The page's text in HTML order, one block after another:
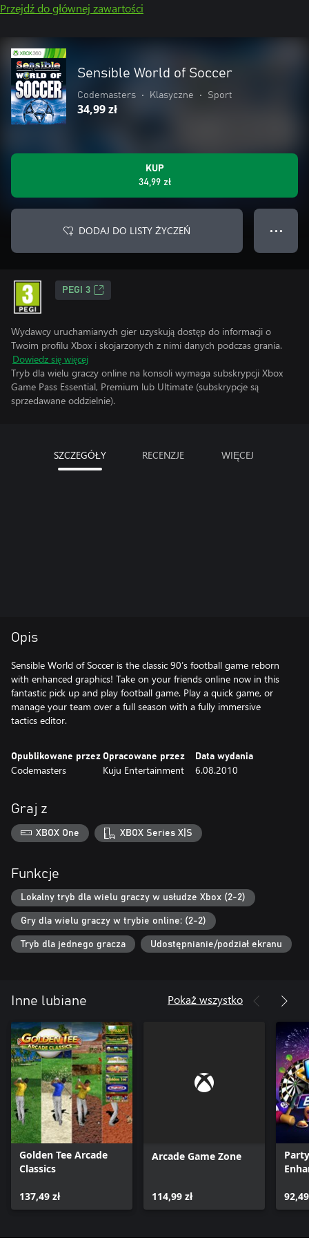
Przejdź do głównej zawartości
Sensible World of Soccer
Codemasters • Klasyczne • Sport
34,99 zł
KUP
34,99 zł
DODAJ DO LISTY ŻYCZEŃ ● ● ●
PEGI 3
Wydawcy uruchamianych gier uzyskują dostęp do informacji o
Twoim profilu Xbox i skojarzonych z nimi danych podczas grania.
Dowiedz się więcej
Tryb dla wielu graczy online na konsoli wymaga subskrypcji Xbox
Game Pass Essential, Premium lub Ultimate (subskrypcje są
sprzedawane oddzielnie).
SZCZEGÓŁY RECENZJE WIĘCEJ
Opis
Sensible World of Soccer is the classic 90’s football game reborn
with enhanced graphics! Take on your friends online now in this
fantastic pick up and play football game. Play a quick game, or
manage your team over a full season with a fully immersive
tactics editor.
Opublikowane przez
Codemasters
Opracowane przez
Kuju Entertainment
Data wydania
6.08.2010
Graj z
XBOX One XBOX Series X|S
Funkcje
Lokalny tryb dla wielu graczy w usłudze Xbox (2-2)
Gry dla wielu graczy w trybie online: (2-2)
Tryb dla jednego gracza Udostępnianie/podział ekranu
Inne lubiane Pokaż wszystko
Golden Tee Arcade
Classics
137,49 zł
Arcade Game Zone
114,99 zł